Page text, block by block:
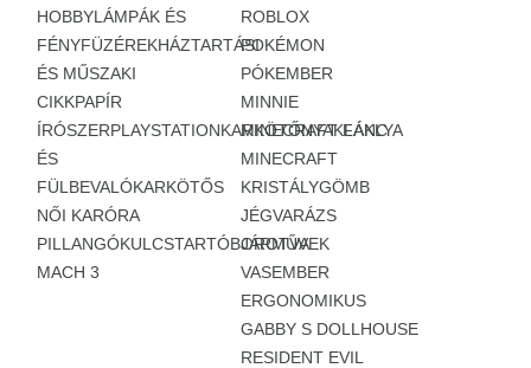
HOBBYLÁMPÁK ÉS
FÉNYFÜZÉREKHÁZTARTÁSI
ÉS MŰSZAKI
CIKKPAPÍR
ÍRÓSZERPLAYSTATIONKARKÖTŐNYAKLÁNC
ÉS
FÜLBEVALÓKARKÖTŐS
NŐI KARÓRA
PILLANGÓKULCSTARTÓBOROTVA
MACH 3
ROBLOX
POKÉMON
PÓKEMBER
MINNIE
MINECRAFT FÁKLYA
MINECRAFT
KRISTÁLYGÖMB
JÉGVARÁZS
JÁRMŰVEK
VASEMBER
ERGONOMIKUS
GABBY S DOLLHOUSE
RESIDENT EVIL